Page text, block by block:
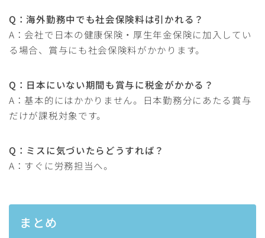
Q：海外勤務中でも社会保険料は引かれる？
A：会社で日本の健康保険・厚生年金保険に加入してい
る場合、賞与にも社会保険料がかかります。
Q：日本にいない期間も賞与に税金がかかる？
A：基本的にはかかりません。日本勤務分にあたる賞与
だけが課税対象です。
Q：ミスに気づいたらどうすれば？
A：すぐに労務担当へ。
まとめ